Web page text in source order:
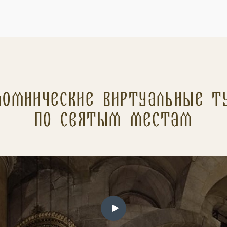
Виртуальные
по святым местам